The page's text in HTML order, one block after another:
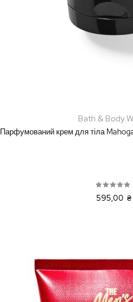
Bath & Body
Парфумований крем для тіла
595,00 ₴